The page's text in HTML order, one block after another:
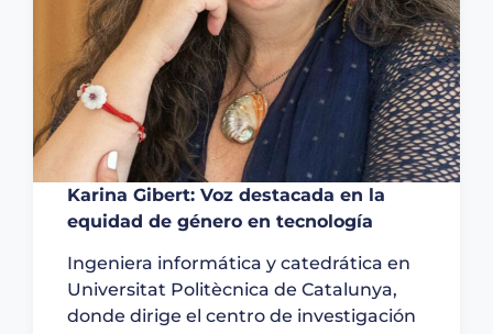
Karina Gibert: Voz destacada en la
equidad de género en tecnología
Ingeniera informática y catedrática en
Universitat Politècnica de Catalunya,
donde dirige el centro de investigación